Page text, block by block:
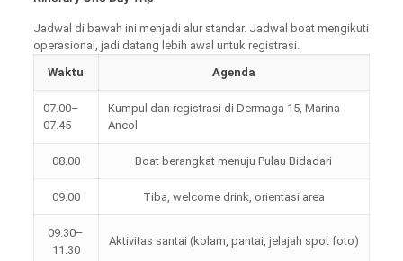
Jadwal di bawah ini menjadi alur standar. Jadwal boat mengikuti
operasional, jadi datang lebih awal untuk registrasi.
Waktu
Agenda
07.00–
07.45
Kumpul dan registrasi di Dermaga 15, Marina
Ancol
08.00 Boat berangkat menuju Pulau Bidadari
09.00 Tiba, welcome drink, orientasi area
09.30–
11.30
Aktivitas santai (kolam, pantai, jelajah spot foto)